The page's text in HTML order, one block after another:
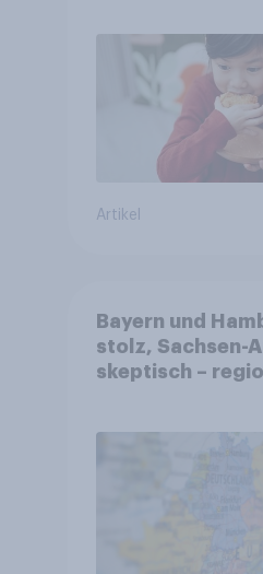
Artikel
Bayern und
stolz, Sachsen-
skeptisch –
Europa im Osten